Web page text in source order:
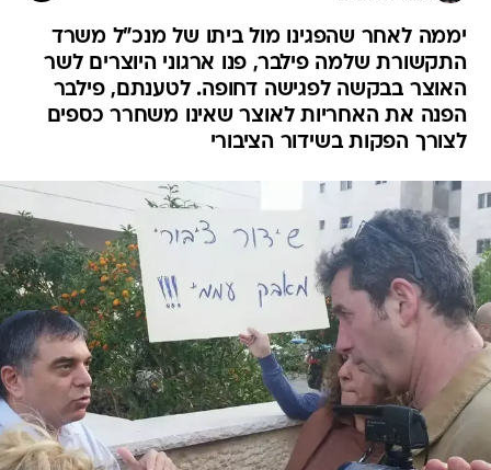
יממה לאחר שהפגינו מול ביתו של מנכ"ל משרד
התקשורת שלמה פילבר, פנו ארגוני היוצרים לשר
האוצר בבקשה לפגישה דחופה. לטענתם, פילבר
הפנה את האחריות לאוצר שאינו משחרר כספים
לצורך הפקות בשידור הציבורי